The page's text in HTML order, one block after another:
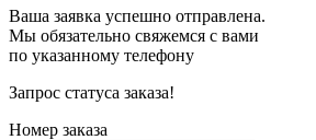
Ваша заявка успешно отправлена.
Мы обязательно свяжемся с вами
по указанному телефону
Запрос статуса заказа!
Номер заказа